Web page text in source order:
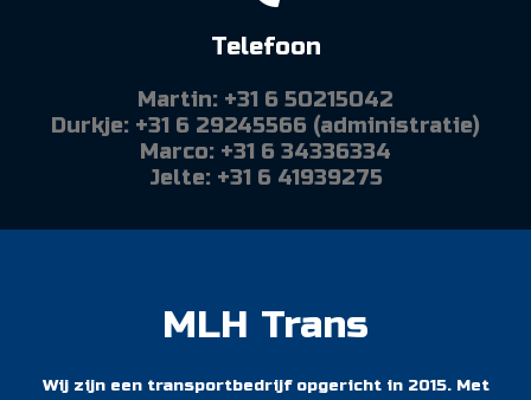
Telefoon
Martin: +31 6 50215042
Durkje: +31 6 29245566 (administratie)
Marco: +31 6 34336334
Jelte: +31 6 41939275
MLH Trans
Wij zijn een transportbedrijf opgericht in 2015. Met